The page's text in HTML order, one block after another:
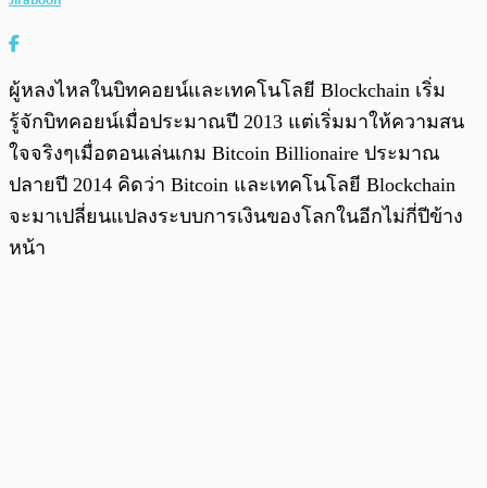
ผู้หลงไหลในบิทคอยน์และเทคโนโลยี Blockchain เริ่ม
รู้จักบิทคอยน์เมื่อประมาณปี 2013 แต่เริ่มมาให้ความสน
ใจจริงๆเมื่อตอนเล่นเกม Bitcoin Billionaire ประมาณ
ปลายปี 2014 คิดว่า Bitcoin และเทคโนโลยี Blockchain
จะมาเปลี่ยนแปลงระบบการเงินของโลกในอีกไม่กี่ปีข้าง
หน้า